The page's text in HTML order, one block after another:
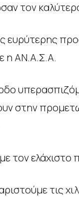
τον
η ΑΝ.Α.Σ.Α.
στην
τον ελάχιστο
τις